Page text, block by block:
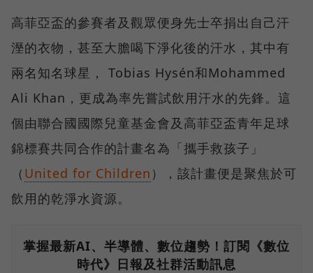
高菲亞盃的參賽者及觀眾便身先士卒捐出自己汗
溼的衣物，甚至大膽喝下淨化後的汗水，其中有
兩名知名球星， Tobias Hysén和Mohammed
Ali Khan，更成為率先嘗試飲用汗水的先鋒。這
個由聯合國國際兒童基金會及高菲亞盃青年足球
錦標賽共同合作的計畫名為「攜手救孩子」
（ United for Children ），該計畫便是聚焦於可
飲用的乾淨水資源。
掌握最新AI、半導體、數位趨勢！訂閱《數位
時代》日報及社群活動訊息